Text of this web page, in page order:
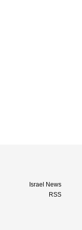
Israel News
RSS